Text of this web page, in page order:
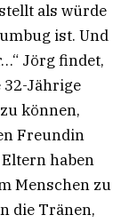
als würde
ist. Und
Jörg findet,
32-Jährige
können,
Freundin
haben
Menschen zu
die Tränen,